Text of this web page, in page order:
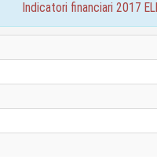
indicatori financiari 2017